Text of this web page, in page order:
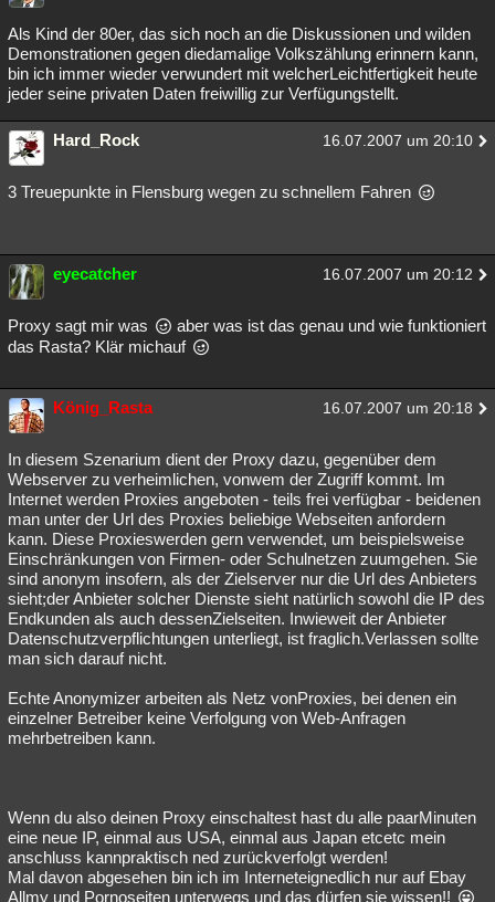
Als Kind der 80er, das sich noch an die Diskussionen und wilden
Demonstrationen gegen diedamalige Volkszählung erinnern kann,
bin ich immer wieder verwundert mit welcherLeichtfertigkeit heute
jeder seine privaten Daten freiwillig zur Verfügungstellt.
Hard_Rock 16.07.2007 um 20:10
3 Treuepunkte in Flensburg wegen zu schnellem Fahren
eyecatcher 16.07.2007 um 20:12
Proxy sagt mir was
aber was ist das genau und wie funktioniert
das Rasta? Klär michauf
König_Rasta 16.07.2007 um 20:18
In diesem Szenarium dient der Proxy dazu, gegenüber dem
Webserver zu verheimlichen, vonwem der Zugriff kommt. Im
Internet werden Proxies angeboten - teils frei verfügbar - beidenen
man unter der Url des Proxies beliebige Webseiten anfordern
kann. Diese Proxieswerden gern verwendet, um beispielsweise
Einschränkungen von Firmen- oder Schulnetzen zuumgehen. Sie
sind anonym insofern, als der Zielserver nur die Url des Anbieters
sieht;der Anbieter solcher Dienste sieht natürlich sowohl die IP des
Endkunden als auch dessenZielseiten. Inwieweit der Anbieter
Datenschutzverpflichtungen unterliegt, ist fraglich.Verlassen sollte
man sich darauf nicht.
Echte Anonymizer arbeiten als Netz vonProxies, bei denen ein
einzelner Betreiber keine Verfolgung von Web-Anfragen
mehrbetreiben kann.
Wenn du also deinen Proxy einschaltest hast du alle paarMinuten
eine neue IP, einmal aus USA, einmal aus Japan etcetc mein
anschluss kannpraktisch ned zurückverfolgt werden!
Mal davon abgesehen bin ich im Interneteignedlich nur auf Ebay
Allmy und Pornoseiten unterwegs und das dürfen sie wissen!!